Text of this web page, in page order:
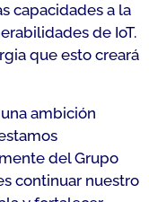
capacidades a la
de IoT.
que esto creará
ambición
del Grupo
continuar nuestro